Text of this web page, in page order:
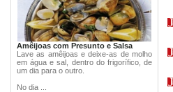
Amêijoas com Presunto e Salsa
Lave as amêijoas e deixe-as de molho
em água e sal, dentro do frigorífico, de
um dia para o outro.
No dia ...